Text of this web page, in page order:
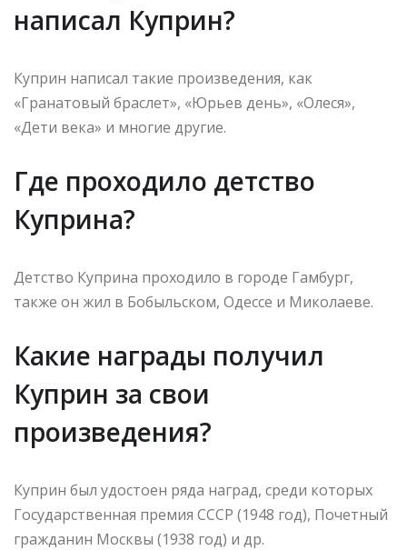
написал Куприн?
Куприн написал такие произведения, как
«Гранатовый браслет», «Юрьев день», «Олеся»,
«Дети века» и многие другие.
Где проходило детство
Куприна?
Детство Куприна проходило в городе Гамбург,
также он жил в Бобыльском, Одессе и Миколаеве.
Какие награды получил
Куприн за свои
произведения?
Куприн был удостоен ряда наград, среди которых
Государственная премия СССР (1948 год), Почетный
гражданин Москвы (1938 год) и др.